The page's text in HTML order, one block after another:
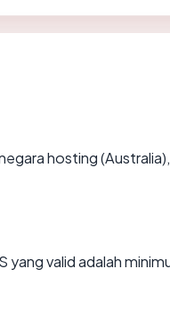
hosting
valid adalah